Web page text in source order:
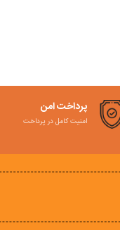
پرداخت امن
امنیت کامل در پرداخت